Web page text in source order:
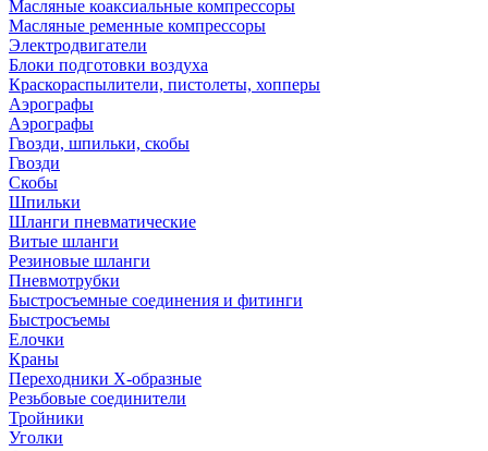
Масляные коаксиальные компрессоры
Масляные ременные компрессоры
Электродвигатели
Блоки подготовки воздуха
Краскораспылители, пистолеты, хопперы
Аэрографы
Аэрографы
Гвозди, шпильки, скобы
Гвозди
Скобы
Шпильки
Шланги пневматические
Витые шланги
Резиновые шланги
Пневмотрубки
Быстросъемные соединения и фитинги
Быстросъемы
Елочки
Краны
Переходники Х-образные
Резьбовые соединители
Тройники
Уголки